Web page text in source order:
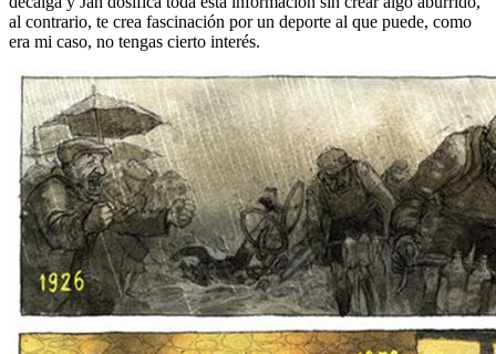
al contrario, te crea fascinación por un deporte al que puede, como
era mi caso, no tengas cierto interés.